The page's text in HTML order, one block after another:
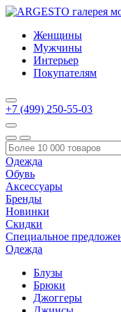
Женщины
Мужчины
Интерьер
Покупателям
+7 (499) 250-55-03
Одежда
Обувь
Аксессуары
Бренды
Новинки
Скидки
Специальное
Одежда
Блузы
Брюки
Джоггеры